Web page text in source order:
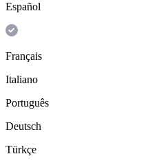
Español
Français
Italiano
Português
Deutsch
Türkçe